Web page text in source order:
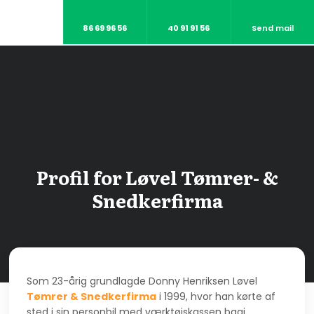
Profil for Løvel Tømrer- &
Snedkerfirma
Som 23-årig grundlagde Donny Henriksen Løvel
Tømrer & Snedkerfirmai 1999, hvor han kørte af
86 69 96 56 40 91 91 56 Send mail